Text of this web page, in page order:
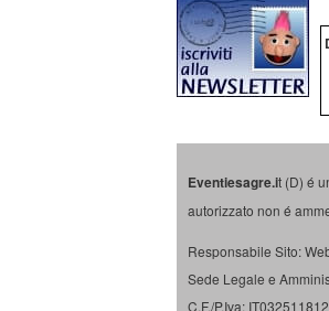
Eventiesagre.it (D) é
autorizzato non é
Responsabile Sito:
Sede Legale e
C.F./P.Iva: